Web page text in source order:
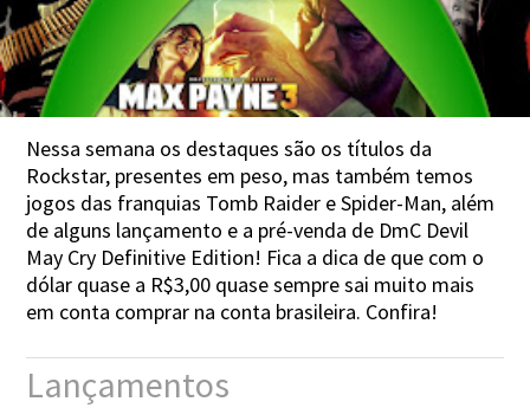
Nessa semana os destaques são os títulos da
Rockstar, presentes em peso, mas também temos
jogos das franquias Tomb Raider e Spider-Man, além
de alguns lançamento e a pré-venda de DmC Devil
May Cry Definitive Edition! Fica a dica de que com o
dólar quase a R$3,00 quase sempre sai muito mais
em conta comprar na conta brasileira. Confira!
Lançamentos